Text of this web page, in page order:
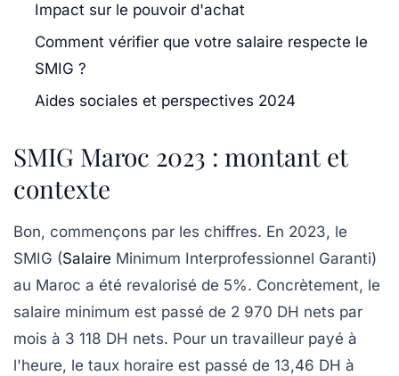
Impact sur le pouvoir d'achat
Comment vérifier que votre salaire respecte le
SMIG ?
Aides sociales et perspectives 2024
SMIG Maroc 2023 : montant et
contexte
Bon, commençons par les chiffres. En 2023, le
SMIG (Salaire Minimum Interprofessionnel Garanti)
au Maroc a été revalorisé de 5%. Concrètement, le
salaire minimum est passé de 2 970 DH nets par
mois à 3 118 DH nets. Pour un travailleur payé à
l'heure, le taux horaire est passé de 13,46 DH à